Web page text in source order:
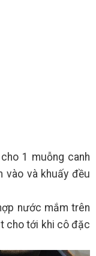
1 muỗng canh
vào và khuấy đều
nước mắm trên
cho tới khi cô đặc